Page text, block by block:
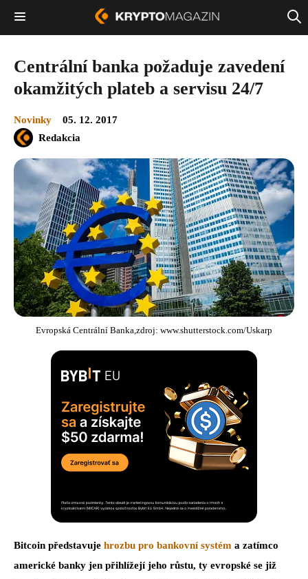
Centrální banka požaduje zavedení
okamžitých plateb a servisu 24/7
Novinky
05. 12. 2017
Redakcia
Evropská Centrální Banka,zdroj: www.shutterstock.com/Uskarp
Bitcoin představuje hrozbu pro bankovní systém a zatímco
americké banky jen přihlížejí jeho růstu, ty evropské se již